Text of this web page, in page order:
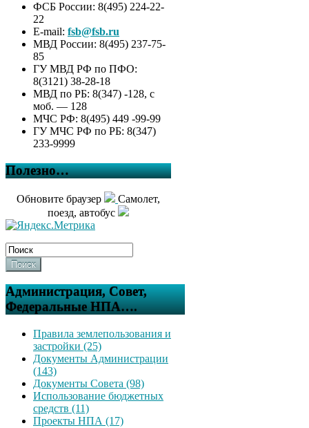
ФСБ России: 8(495) 224-22-
22
E-mail: fsb@fsb.ru
МВД России: 8(495) 237-75-
85
ГУ МВД РФ по ПФО:
8(3121) 38-28-18
МВД по РБ: 8(347) -128, с
моб. — 128
МЧС РФ: 8(495) 449 -99-99
ГУ МЧС РФ по РБ: 8(347)
233-9999
Полезно…
Обновите браузер
Самолет,
поезд, автобус
Поиск
Администрация, Совет,
Федеральные НПА….
Правила землепользования и
застройки (25)
Документы Администрации
(143)
Документы Совета (98)
Использование бюджетных
средств (11)
Проекты НПА (17)